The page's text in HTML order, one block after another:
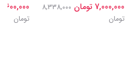
7,000,000 تومان
8,338,000
تومان
7,600,000
تومان